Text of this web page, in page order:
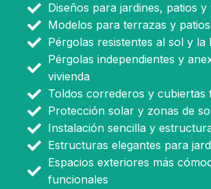
Diseños para jardines, patios y
Modelos para terrazas y patios
Pérgolas resistentes al sol y la
Pérgolas independientes y
vivienda
Toldos correderos y cubiertas
Protección solar y zonas de
Instalación sencilla y
Estructuras elegantes para
Espacios exteriores más
funcionales